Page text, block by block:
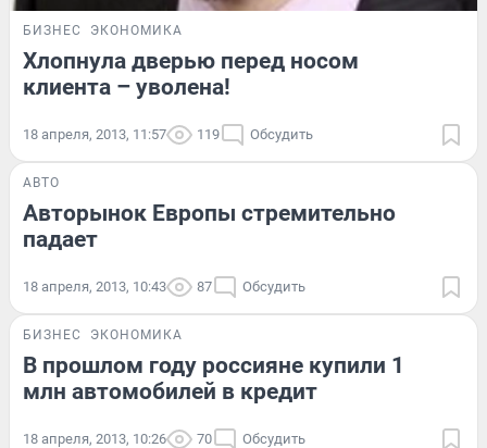
БИЗНЕС ЭКОНОМИКА
Хлопнула дверью перед носом
клиента – уволена!
18 апреля, 2013, 11:57 119 Обсудить
АВТО
Авторынок Европы стремительно
падает
18 апреля, 2013, 10:43 87 Обсудить
БИЗНЕС ЭКОНОМИКА
В прошлом году россияне купили 1
млн автомобилей в кредит
18 апреля, 2013, 10:26 70 Обсудить